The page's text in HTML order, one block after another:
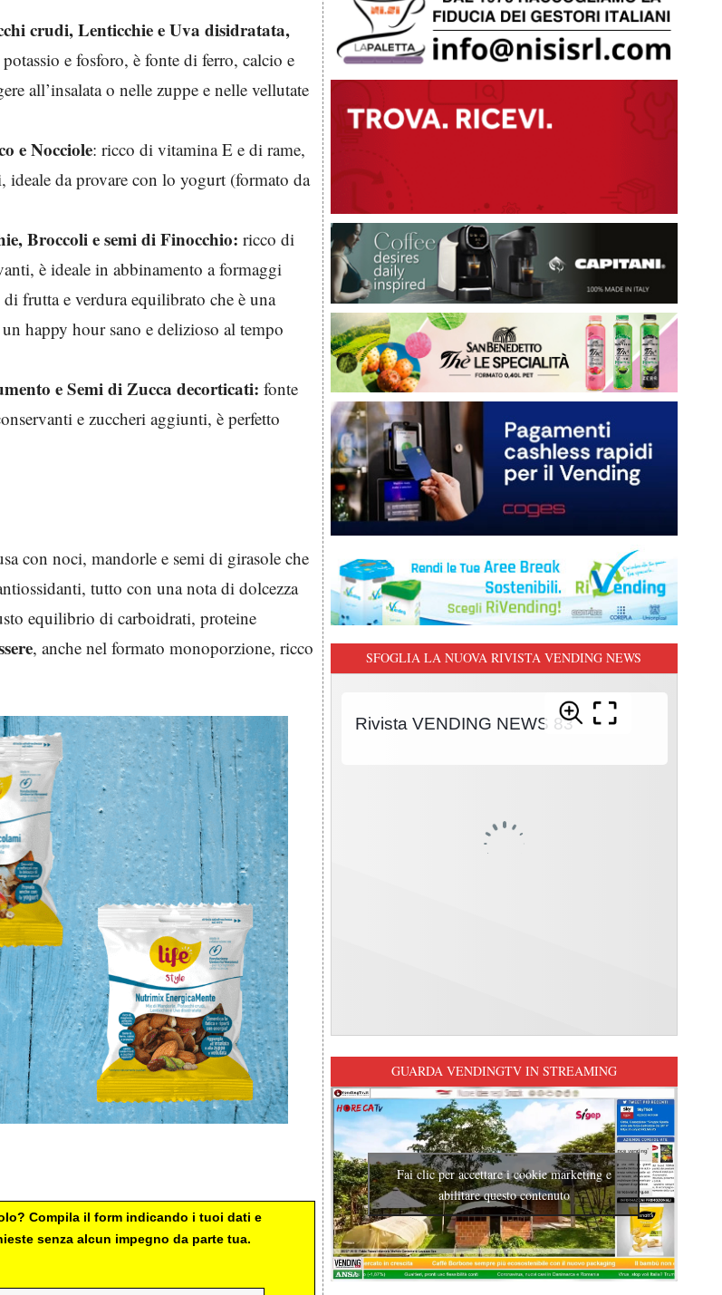
crudi, Lenticchie e Uva disidratata,
e fosforo, è fonte di ferro, calcio e
all’insalata o nelle zuppe e nelle vellutate
e Nocciole: ricco di vitamina E e di rame,
da provare con lo yogurt (formato da
Broccoli e semi di Finocchio: ricco di
è ideale in abbinamento a formaggi
frutta e verdura equilibrato che è una
happy hour sano e delizioso al tempo
e Semi di Zucca decorticati: fonte
e zuccheri aggiunti, è perfetto
con noci, mandorle e semi di girasole che
tutto con una nota di dolcezza
equilibrio di carboidrati, proteine
, anche nel formato monoporzione, ricco
Compila il form indicando i tuoi dati e
senza alcun impegno da parte tua.
SFOGLIA LA NUOVA RIVISTA VENDING NEWS
GUARDA VENDINGTV IN STREAMING
Fai clic per accettare i cookie marketing e
abilitare questo contenuto